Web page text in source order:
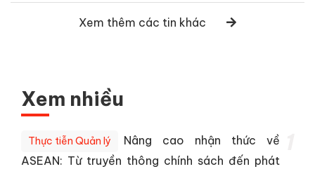
Xem thêm các tin khác
Xem nhiều
Thực tiễn Quản lý
Nâng cao nhận thức về
ASEAN: Từ truyền thông chính sách đến phát